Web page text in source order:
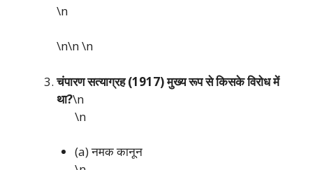
\n
\n\n\n
चंपारण सत्याग्रह (1917) मुख्य रूप से किसके विरोध में
था?\n
\n
(a) नमक कानून